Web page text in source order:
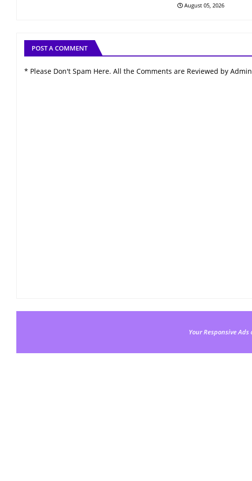
August 05, 2026
POST A COMMENT
* Please Don't Spam Here. All the Comments are Reviewed by
Your Responsive Ads